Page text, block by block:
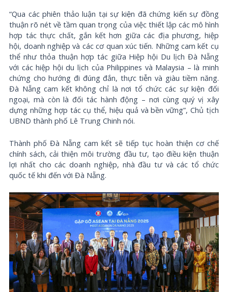
“Qua các phiên thảo luận tại sự kiện đã chứng kiến sự đồng
thuận rõ nét về tầm quan trọng của việc thiết lập các mô hình
hợp tác thực chất, gắn kết hơn giữa các địa phương, hiệp
hội, doanh nghiệp và các cơ quan xúc tiến. Những cam kết cụ
thể như thỏa thuận hợp tác giữa Hiệp hội Du lịch Đà Nẵng
với các hiệp hội du lịch của Philippines và Malaysia – là minh
chứng cho hướng đi đúng đắn, thực tiễn và giàu tiềm năng.
Đà Nẵng cam kết không chỉ là nơi tổ chức các sự kiện đối
ngoại, mà còn là đối tác hành động – nơi cùng quý vị xây
dựng những hợp tác cụ thể, hiệu quả và bền vững”, Chủ tịch
UBND thành phố Lê Trung Chinh nói.
Thành phố Đà Nẵng cam kết sẽ tiếp tục hoàn thiện cơ chế
chính sách, cải thiện môi trường đầu tư, tạo điều kiện thuận
lợi nhất cho các doanh nghiệp, nhà đầu tư và các tổ chức
quốc tế khi đến với Đà Nẵng.